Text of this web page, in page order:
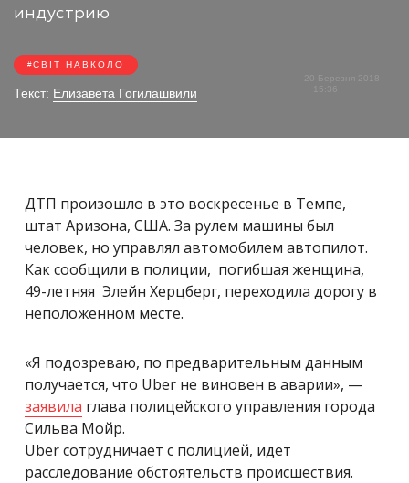
индустрию
СВІТ НАВКОЛО
Текст: Елизавета Гогилашвили
20 Березня 2018
ДТП произошло в это воскресенье в Темпе,
штат Аризона, США. За рулем машины был
человек, но управлял автомобилем автопилот.
Как сообщили в полиции, погибшая женщина,
49-летняя Элейн Херцберг, переходила дорогу в
неположенном месте.
«Я подозреваю, по предварительным данным
получается, что Uber не виновен в аварии», —
заявила глава полицейского управления города
Сильва Мойр.
Uber сотрудничает с полицией, идет
расследование обстоятельств происшествия.